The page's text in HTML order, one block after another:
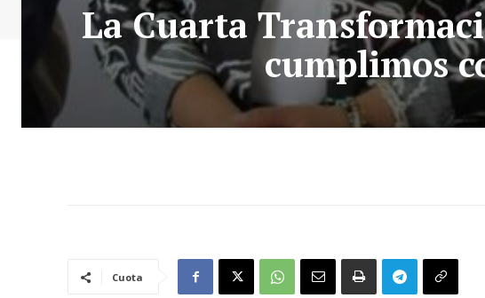
La Cuarta
cumplimos
Cuota